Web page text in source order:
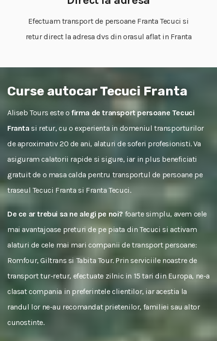
Efectuam transport de persoane Franta Tecuci si
retur direct la adresa dvs din orasul aflat in Franta
Curse autocar Tecuci Franta
Aliseb Tours este o firma de transport persoane Tecuci
Franta si retur, cu o experienta in domeniul transporturilor
de aproximativ 20 de ani, alaturi de soferi profesionisti. Va
asiguram calatorii rapide si sigure, iar in plus beneficiati
gratuit de o masa calda pentru transportul de persoane pe
traseul Tecuci Franta si Franta Tecuci.
De ce ar trebui sa ne alegi pe noi? foarte simplu, avem cele
mai avantajoase preturi de pe piata din Tecuci si activam
alaturi de cele mai mari companii de transport persoane:
Romfour, Giltrans si Tabita Tour. Prin serviciile noastre de
transport tur-retur, efectuate zilnic in 15 tari din Europa, ne-a
clasat compania in preferintele clientilor, iar acestia la
randul lor ne-au recomandat prietenilor, familiei sau altor
cunostinte.